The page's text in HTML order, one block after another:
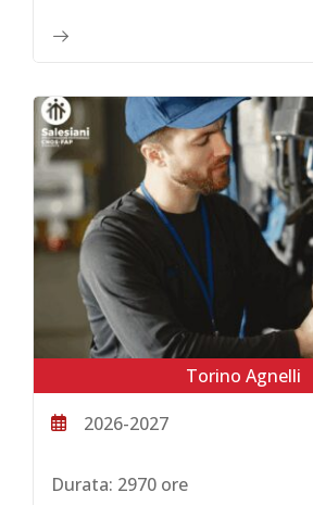
Torino Agnelli
2026-2027
Durata: 2970 ore